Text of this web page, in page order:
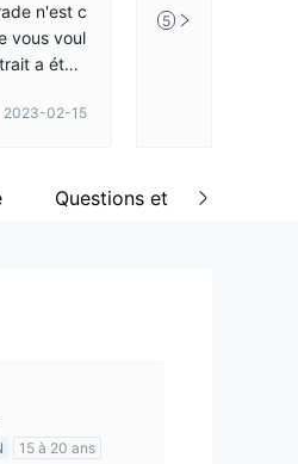
n'est c
vous voul
a été s
ils me
2023-02-15
5
Questions et réponses sur
15 à 20 ans